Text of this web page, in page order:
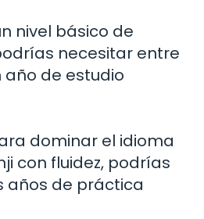
nivel básico de
necesitar entre
año de estudio
dominar el idioma
con fluidez, podrías
años de práctica